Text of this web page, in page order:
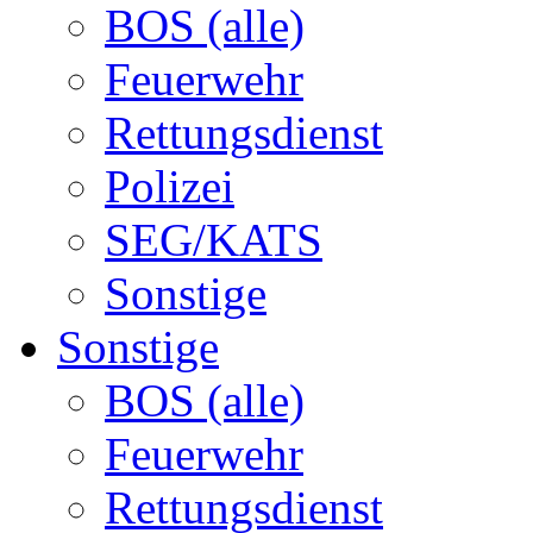
BOS (alle)
Feuerwehr
Rettungsdienst
Polizei
SEG/KATS
Sonstige
Sonstige
BOS (alle)
Feuerwehr
Rettungsdienst